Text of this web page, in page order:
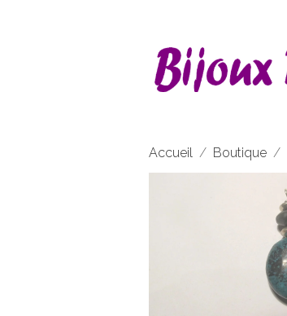
Accueil Boutique